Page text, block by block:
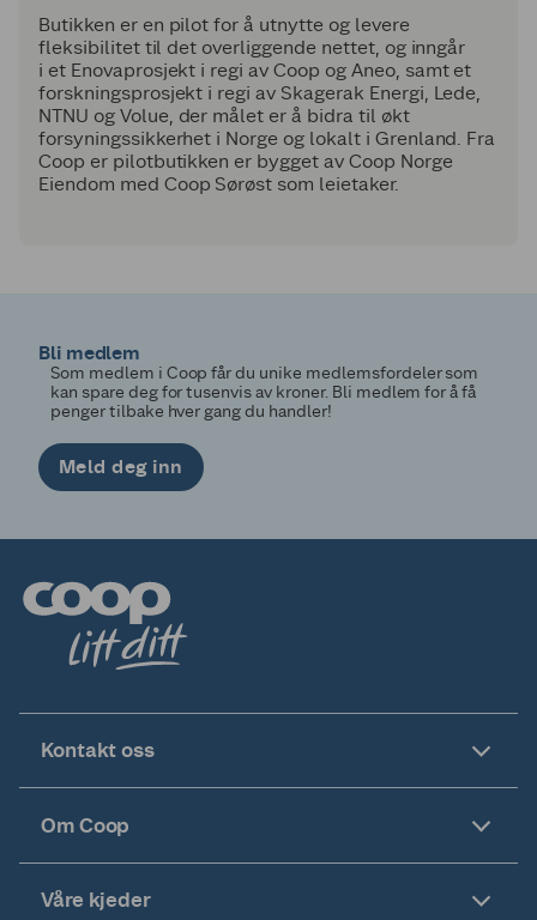
Butikken er en pilot for å utnytte og levere
fleksibilitet til det overliggende nettet, og inngår
i et Enovaprosjekt i regi av Coop og Aneo, samt et
forskningsprosjekt i regi av Skagerak Energi, Lede,
NTNU og Volue, der målet er å bidra til økt
forsyningssikkerhet i Norge og lokalt i Grenland. Fra
Coop er pilotbutikken er bygget av Coop Norge
Eiendom med Coop Sørøst som leietaker.
Bli medlem
Som medlem i Coop får du unike medlemsfordeler som
kan spare deg for tusenvis av kroner. Bli medlem for å få
penger tilbake hver gang du handler!
Meld deg inn
Kontakt oss
Om Coop
Våre kjeder